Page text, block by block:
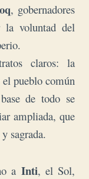
, gobernadores
la voluntad del
claros: la
pueblo común
de todo se
ampliada, que
sagrada.
a Inti, el Sol,